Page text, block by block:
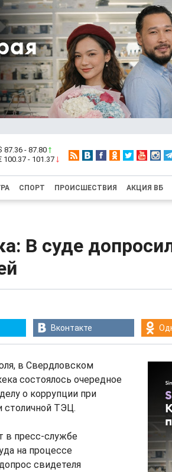
87.36 - 87.80
100.37 - 101.37
СПОРТ ПРОИСШЕСТВИЯ АКЦИЯ ВБ
В суде
Вконтакте
в Свердловском
состоялось очередное
о коррупции при
столичной ТЭЦ.
в пресс-службе
на процессе
свидетеля